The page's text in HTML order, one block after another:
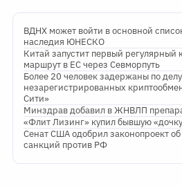
ВДНХ может войти в основной
наследия ЮНЕСКО
Китай запустит первый регулярный
маршрут в ЕС через Севморпуть
Более 20 человек задержаны по
незарегистрированных
Сити»
Минздрав добавил в ЖНВЛП
«Флит Лизинг» купил бывшую
Сенат США одобрил законопроект
санкций против РФ